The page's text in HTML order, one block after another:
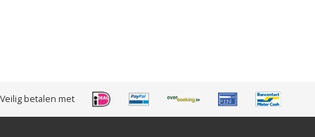
Veilig betalen met